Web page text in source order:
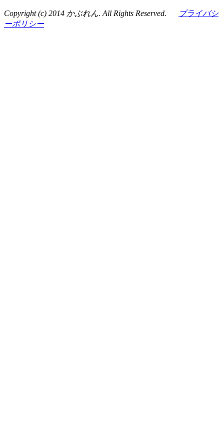
Copyright (c) 2014 かぶれん. All Rights Reserved.
プライバシ
ーポリシー